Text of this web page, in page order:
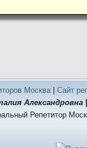
Москва|Сайт
Александровна
Репетитор